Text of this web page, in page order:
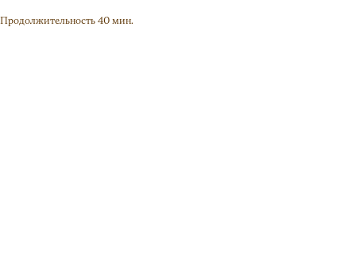
Продолжительность 40 мин.